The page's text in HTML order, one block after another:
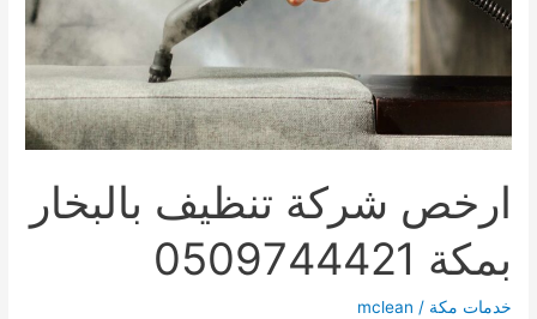
ارخص شركة تنظيف بالبخار
بمكة 0509744421
خدمات مكة /
mclean